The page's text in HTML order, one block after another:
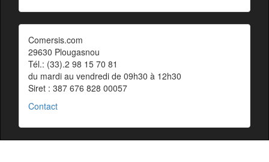
Comersis.com
29630 Plougasnou
Tél.: (33).2 98 15 70 81
du mardi au vendredi de 09h30 à 12h30
Siret : 387 676 828 00057
Contact